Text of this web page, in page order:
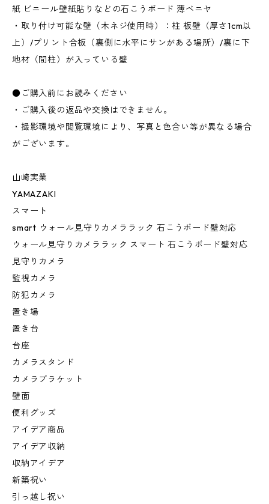
紙 ビニール壁紙貼りなどの石こうボード 薄ベニヤ
・取り付け可能な壁（木ネジ使用時）：柱 板壁（厚さ1cm以
上）/プリント合板（裏側に水平にサンがある場所）/裏に下
地材（間柱）が入っている壁
●ご購入前にお読みください
・ご購入後の返品や交換はできません。
・撮影環境や閲覧環境により、写真と色合い等が異なる場合
がございます。
山崎実業
YAMAZAKI
スマート
smart ウォール見守りカメララック 石こうボード壁対応
ウォール見守りカメララック スマート 石こうボード壁対応
見守りカメラ
監視カメラ
防犯カメラ
置き場
置き台
台座
カメラスタンド
カメラブラケット
壁面
便利グッズ
アイデア商品
アイデア収納
収納アイデア
新築祝い
引っ越し祝い